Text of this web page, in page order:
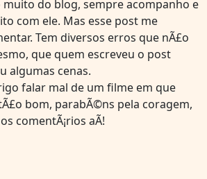
muito do blog, sempre acompanho e
com ele. Mas esse post me
Tem diversos erros que nÃ£o
que quem escreveu o post
algumas cenas.
falar mal de um filme em que
bom, parabÃ©ns pela coragem,
comentÃ¡rios aÃ­!